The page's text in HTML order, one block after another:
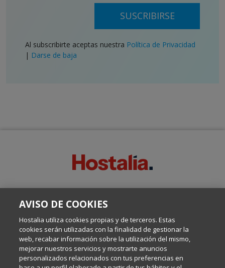
SUSCRIBIRSE
Al subscribirte aceptas nuestra Política de Privacidad
| Darse de baja
Escrito por el equipo de Comunicación de Hostalia, dirigido por
Internet y Tecnología.
Política de privacidad
AVISO DE COOKIES
Hostalia utiliza cookies propias y de terceros. Estas
cookies serán utilizadas con la finalidad de gestionar la
web, recabar información sobre la utilización del mismo,
mejorar nuestros servicios y mostrarte anuncios
personalizados relacionados con tus preferencias en